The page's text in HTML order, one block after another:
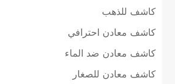
كاشف للذهب
كاشف معادن احترافي
كاشف معادن ضد الماء
كاشف معادن للصغار